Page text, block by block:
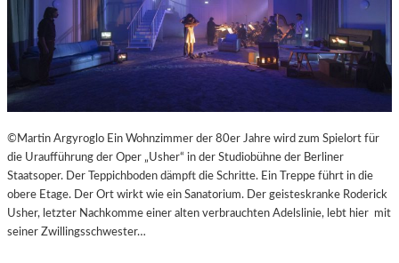
©Martin Argyroglo Ein Wohnzimmer der 80er Jahre wird zum Spielort für
die Uraufführung der Oper „Usher“ in der Studiobühne der Berliner
Staatsoper. Der Teppichboden dämpft die Schritte. Ein Treppe führt in die
obere Etage. Der Ort wirkt wie ein Sanatorium. Der geisteskranke Roderick
Usher, letzter Nachkomme einer alten verbrauchten Adelslinie, lebt hier mit
seiner Zwillingsschwester…